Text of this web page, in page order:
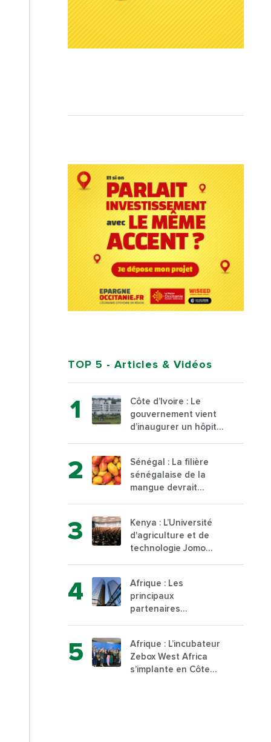
TOP 5 - Articles & Vidéos
Côte d’Ivoire : Le
gouvernement vient
d’inaugurer un hôpital
au sud du pays
Sénégal : La filière
sénégalaise de la
mangue devrait
000 tonnes produites
Kenya : L’Université
d'agriculture et de
technologie Jomo
formation technique
et professionnelle sur
son campus de Karen
à Nairobi dès janvier
Afrique : Les
principaux
partenaires
désormais le Nigeria,
l’Angola et l’Afrique
du Sud
Afrique : L’incubateur
Zebox West Africa
s’implante en Côte